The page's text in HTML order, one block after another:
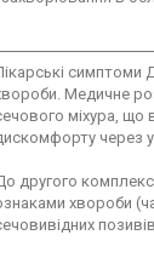
симптоми
Медичне
міхура, що
через
другого
хвороби